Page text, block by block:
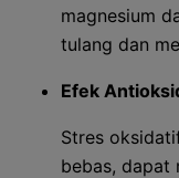
magnesium
tulang dan
Efek
Stres
bebas, dapat